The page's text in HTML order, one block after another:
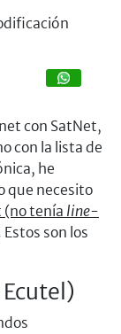
Compartir
con SatNet,
con la lista de
he
que necesito
(no tenía line-
Estos son los